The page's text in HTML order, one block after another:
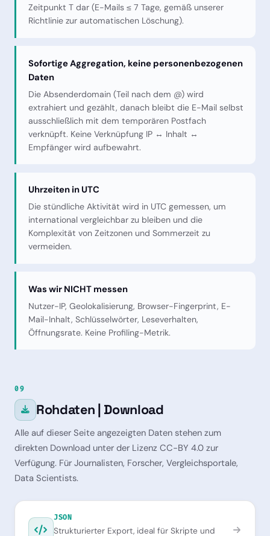
Zeitpunkt T dar (E-Mails ≤ 7 Tage, gemäß unserer
Richtlinie zur automatischen Löschung).
Sofortige Aggregation, keine personenbezogenen
Daten
Die Absenderdomain (Teil nach dem @) wird
extrahiert und gezählt, danach bleibt die E-Mail selbst
ausschließlich mit dem temporären Postfach
verknüpft. Keine Verknüpfung IP ↔ Inhalt ↔
Empfänger wird aufbewahrt.
Uhrzeiten in UTC
Die stündliche Aktivität wird in UTC gemessen, um
international vergleichbar zu bleiben und die
Komplexität von Zeitzonen und Sommerzeit zu
vermeiden.
Was wir NICHT messen
Nutzer-IP, Geolokalisierung, Browser-Fingerprint, E-
Mail-Inhalt, Schlüsselwörter, Leseverhalten,
Öffnungsrate. Keine Profiling-Metrik.
09
Rohdaten | Download
Alle auf dieser Seite angezeigten Daten stehen zum
direkten Download unter der Lizenz CC-BY 4.0 zur
Verfügung. Für Journalisten, Forscher, Vergleichsportale,
Data Scientists.
JSON
Strukturierter Export, ideal für Skripte und